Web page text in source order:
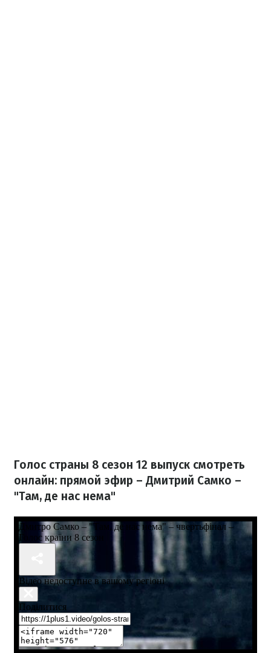
Голос страны 8 сезон 12 выпуск смотреть
онлайн: прямой эфир – Дмитрий Самко –
"Там, де нас нема"